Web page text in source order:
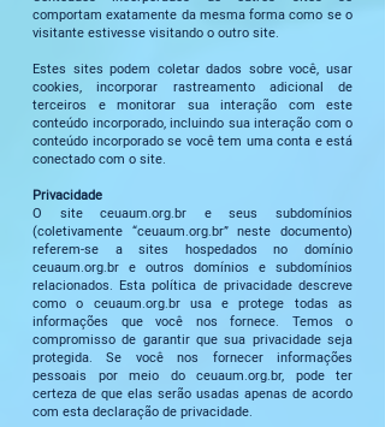
comportam exatamente da mesma forma como se o
visitante estivesse visitando o outro site.
Estes sites podem coletar dados sobre você, usar
cookies, incorporar rastreamento adicional de
terceiros e monitorar sua interação com este
conteúdo incorporado, incluindo sua interação com o
conteúdo incorporado se você tem uma conta e está
conectado com o site.
Privacidade
O site ceuaum.org.br e seus subdomínios
(coletivamente “ceuaum.org.br” neste documento)
referem-se a sites hospedados no domínio
ceuaum.org.br e outros domínios e subdomínios
relacionados. Esta política de privacidade descreve
como o ceuaum.org.br usa e protege todas as
informações que você nos fornece. Temos o
compromisso de garantir que sua privacidade seja
protegida. Se você nos fornecer informações
pessoais por meio do ceuaum.org.br, pode ter
certeza de que elas serão usadas apenas de acordo
com esta declaração de privacidade.